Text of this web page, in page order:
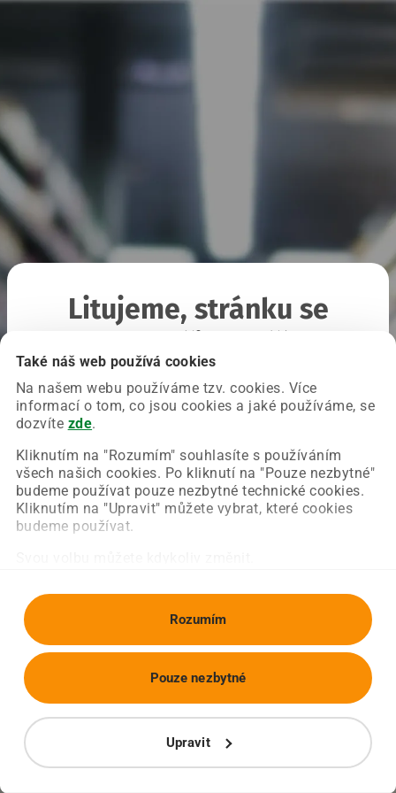
Také náš web používá cookies
Na našem webu používáme tzv. cookies. Více
informací o tom, co jsou cookies a jaké používáme, se
dozvíte zde.
Kliknutím na "Rozumím" souhlasíte s používáním
všech našich cookies. Po kliknutí na "Pouze nezbytné"
budeme používat pouze nezbytné technické cookies.
Kliknutím na "Upravit" můžete vybrat, které cookies
budeme používat.
Rozumím
Upravit
Pouze nezbytné
Litujeme, stránku se
Chyba nastala na naší straně a už ji opravujeme.
Zkuste prosím znovu načíst požadovanou stránku.
Obnovit stránku Úvodní strana